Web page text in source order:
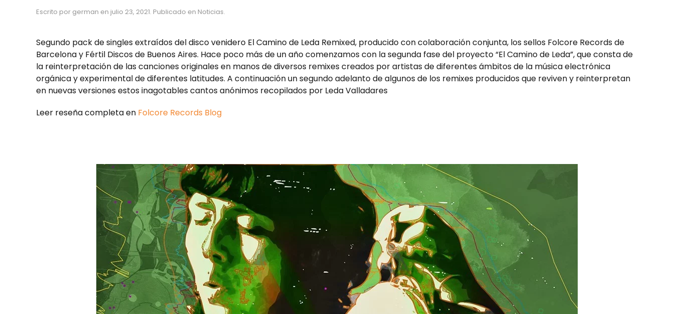
Escrito por german en julio 23, 2021. Publicado en Noticias.
Segundo pack de singles extraídos del disco venidero El Camino de Leda Remixed, producido con colaboración conjunta, los sellos Folcore Records de
Barcelona y Fértil Discos de Buenos Aires. Hace poco más de un año comenzamos con la segunda fase del proyecto “El Camino de Leda”, que consta de
la reinterpretación de las canciones originales en manos de diversos remixes creados por artistas de diferentes ámbitos de la música electrónica
orgánica y experimental de diferentes latitudes. A continuación un segundo adelanto de algunos de los remixes producidos que reviven y reinterpretan
en nuevas versiones estos inagotables cantos anónimos recopilados por Leda Valladares
Leer reseña completa en Folcore Records Blog